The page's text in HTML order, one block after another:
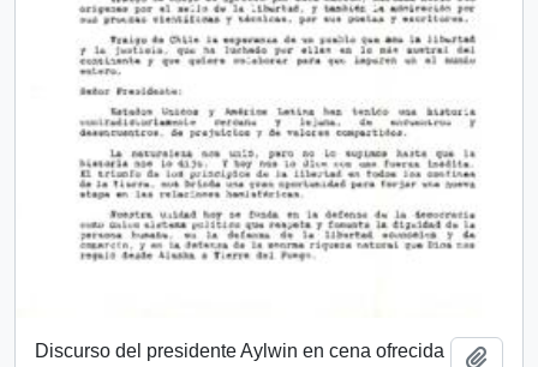
Discurso del presidente Aylwin en cena ofrecida